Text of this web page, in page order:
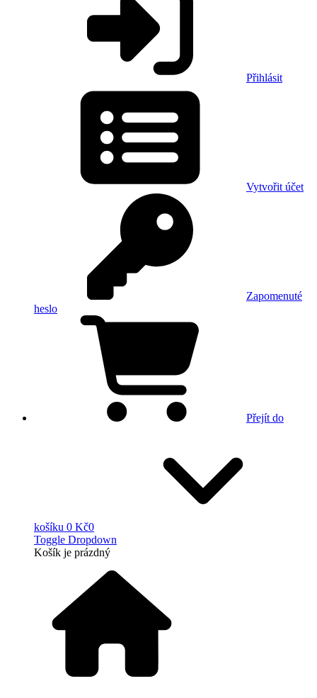
Přihlásit
Vytvořit účet
Zapomenuté
heslo
Přejít do
košíku 0 Kč0
Toggle Dropdown
Košík je prázdný